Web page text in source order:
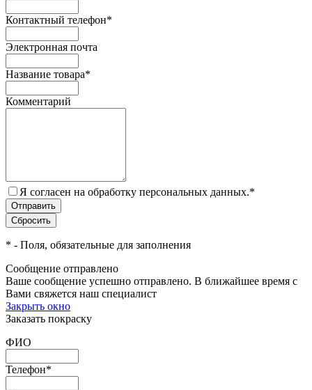
Контактный телефон*
Электронная почта
Название товара*
Комментарий
Я согласен на обработку персональных данных.*
* - Поля, обязательные для заполнения
Сообщение отправлено
Ваше сообщение успешно отправлено. В ближайшее время с
Вами свяжется наш специалист
Закрыть окно
Заказать покраску
ФИО
Телефон*